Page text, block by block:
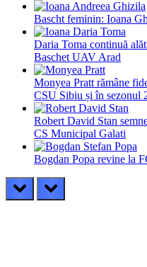
Bascht feminin: Ioana
Daria Toma continuă
Baschet UAV Arad
Monyea Pratt rămâne
CSU Sibiu și în sezonul
Robert David Stan
CS Municipal Galati
Bogdan Popa revine la
prev next